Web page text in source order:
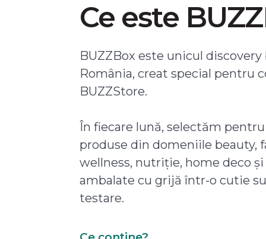
Ce este
BUZZBox este unicul
România, creat special pentru
BUZZStore.
În fiecare lună, selectăm
produse din domeniile beauty,
wellness, nutriție, home deco
ambalate cu grijă într-o cutie
testare.